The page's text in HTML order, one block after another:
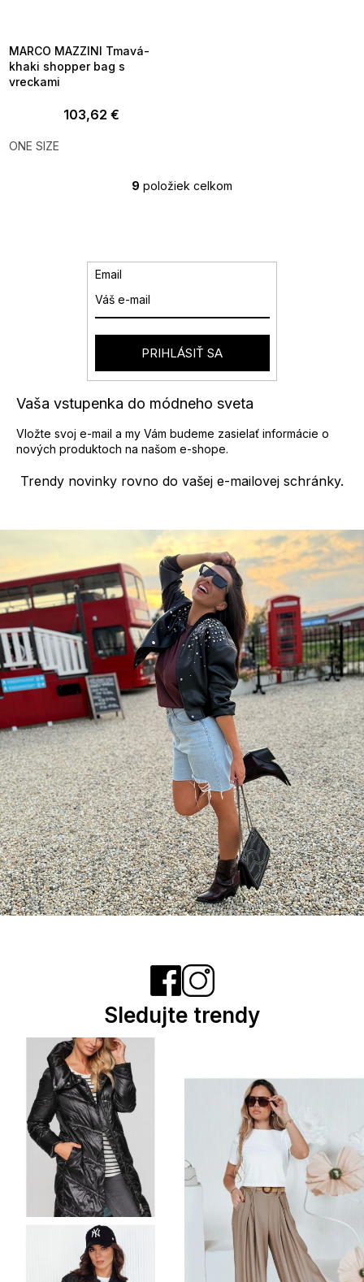
MARCO MAZZINI Tmavá-
khaki shopper bag s
vreckami
103,62 €
ONE SIZE
O
e
p
r
v
k
v
p
i
u
9 položiek celkom
Trendy novinky rovno do vašej e-mailovej schránky.
Vaša vstupenka do módneho sveta
Vložte svoj e-mail a my Vám budeme zasielať informácie o
nových produktoch na našom e-shope.
Email
PRIHLÁSIŤ SA